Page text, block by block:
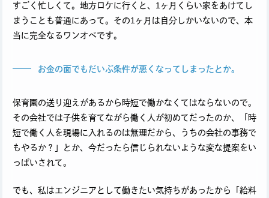
すごく忙しくて。地方ロケに行くと、1ヶ月くらい家をあけてし
まうことも普通にあって。その1ヶ月は自分しかいないので、本
当に完全なるワンオペです。
お金の面でもだいぶ条件が悪くなってしまったとか。
保育園の送り迎えがあるから時短で働かなくてはならないので。
その会社では子供を育てながら働く人が初めてだったのか、「時
短で働く人を現場に入れるのは無理だから、うちの会社の事務で
もやるか？」とか、今だったら信じられないような変な提案をい
っぱいされて。
でも、私はエンジニアとして働きたい気持ちがあったから「給料